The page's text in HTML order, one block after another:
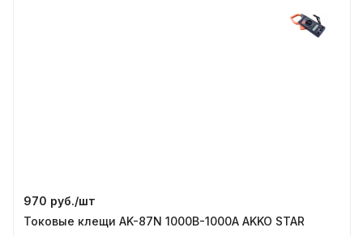
970 руб./шт
Токовые клещи AK-87N 1000B-1000A AKKO STAR